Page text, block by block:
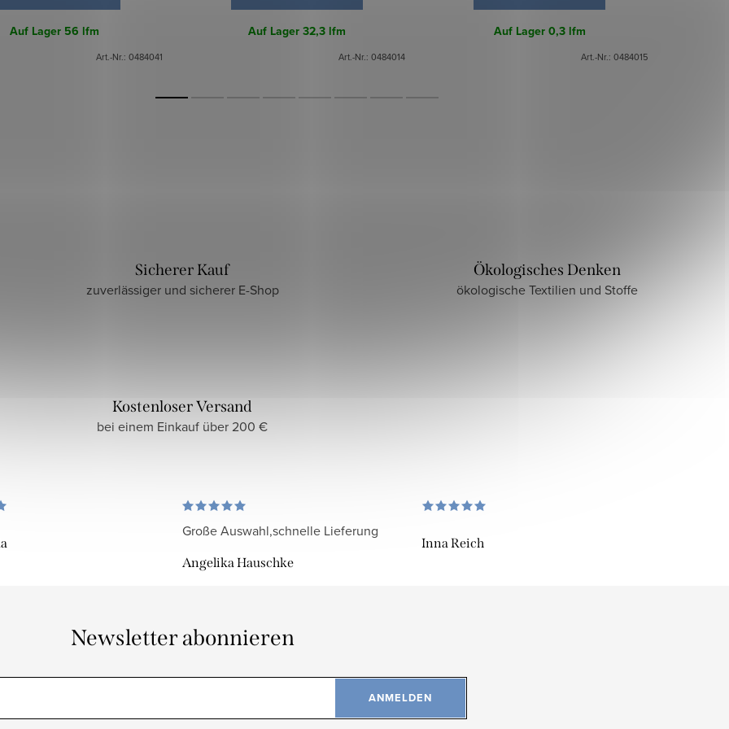
Auf Lager 56 lfm
Art.-Nr.: 0484041
Auf Lager32,3 lfm
Art.-Nr.: 0484014
Auf Lager0,3 lfm
Art.-Nr.: 0484015
Sicherer Kauf
zuverlässiger und sicherer E-Shop
Ökologisches Denken
ökologische Textilien und Stoffe
Kostenloser Versand
bei einem Einkauf über 200 €
Große Auswahl,schnelle Lieferung
Angelika Hauschke
Inna Reich
Newsletter abonnieren
ANMELDEN